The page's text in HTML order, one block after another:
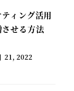
ィング活用
せる方法
21, 2022